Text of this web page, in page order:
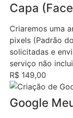
Capa
Criaremos uma
pixels (Padrão
solicitadas e
serviço não
R$ 149,00
Google